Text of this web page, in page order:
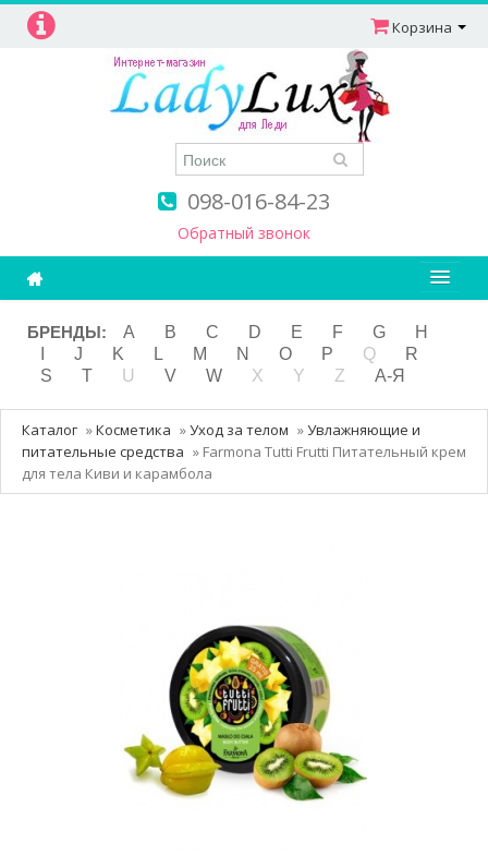
098-016-84-23
Обратный звонок
Корзина
Ароматерапия
Витамины
Детям и мамам
Косметика
Маникюр и педикюр
БРЕНДЫ: A B C D E F G
H
J K L M N O P Q
R
S
T U V W X Y Z А-Я
Каталог »Косметика »Уход за телом »Увлажняющие и
питательные средства » Farmona Tutti Frutti Питательный крем
для тела Киви и карамбола